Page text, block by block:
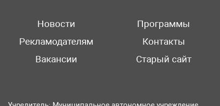
Новости
Программы
Рекламодателям
Контакты
Вакансии
Старый сайт